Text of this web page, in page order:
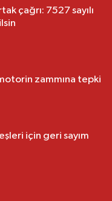
çağrı: 7527 sayılı
zammına tepki
için geri sayım